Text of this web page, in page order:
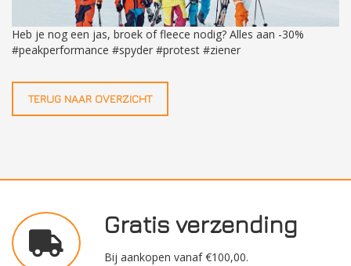
Heb je nog een jas, broek of fleece nodig? Alles aan -30%
#peakperformance #spyder #protest #ziener
TERUG NAAR OVERZICHT
Gratis verzending
Bij aankopen vanaf €100,00.